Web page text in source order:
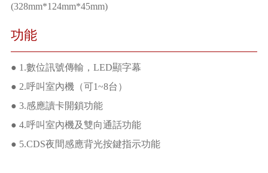
(328mm*124mm*45mm)
功能
● 1.數位訊號傳輸，LED顯字幕
● 2.呼叫室內機（可1~8台）
● 3.感應讀卡開鎖功能
● 4.呼叫室內機及雙向通話功能
● 5.CDS夜間感應背光按鍵指示功能